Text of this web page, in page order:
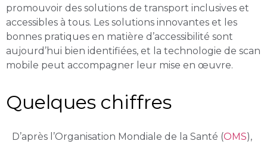
promouvoir des solutions de transport inclusives et
accessibles à tous. Les solutions innovantes et les
bonnes pratiques en matière d’accessibilité sont
aujourd’hui bien identifiées, et la technologie de scan
mobile peut accompagner leur mise en œuvre.
Quelques chiffres
D’après l’Organisation Mondiale de la Santé (OMS),